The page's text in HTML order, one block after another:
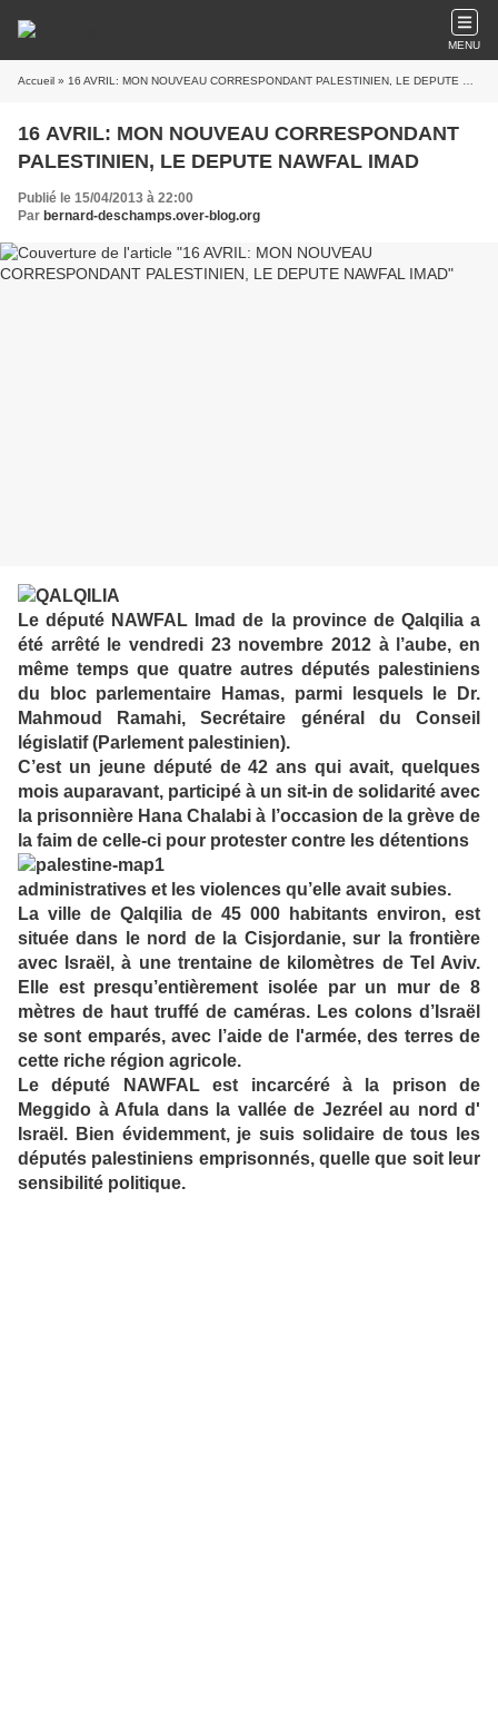
MENU
Accueil » 16 AVRIL: MON NOUVEAU CORRESPONDANT PALESTINIEN, LE DEPUTE NAWFAL IMAD
16 AVRIL: MON NOUVEAU CORRESPONDANT
PALESTINIEN, LE DEPUTE NAWFAL IMAD
Publié le 15/04/2013 à 22:00
Par bernard-deschamps.over-blog.org
Le député NAWFAL Imad de la province de Qalqilia a
été arrêté le vendredi 23 novembre 2012 à l’aube, en
même temps que quatre autres députés palestiniens
du bloc parlementaire Hamas, parmi lesquels le Dr.
Mahmoud Ramahi, Secrétaire général du Conseil
législatif (Parlement palestinien).
C’est un jeune député de 42 ans qui avait, quelques
mois auparavant, participé à un sit-in de solidarité avec
la prisonnière Hana Chalabi à l’occasion de la grève de
la faim de celle-ci pour protester contre les détentions
administratives et les violences qu’elle avait subies.
La ville de Qalqilia de 45 000 habitants environ, est
située dans le nord de la Cisjordanie, sur la frontière
avec Israël, à une trentaine de kilomètres de Tel Aviv.
Elle est presqu’entièrement isolée par un mur de 8
mètres de haut truffé de caméras. Les colons d’Israël
se sont emparés, avec l’aide de l'armée, des terres de
cette riche région agricole.
Le député NAWFAL est incarcéré à la prison de
Meggido à Afula dans la vallée de Jezréel au nord d'
Israël. Bien évidemment, je suis solidaire de tous les
députés palestiniens emprisonnés, quelle que soit leur
sensibilité politique.